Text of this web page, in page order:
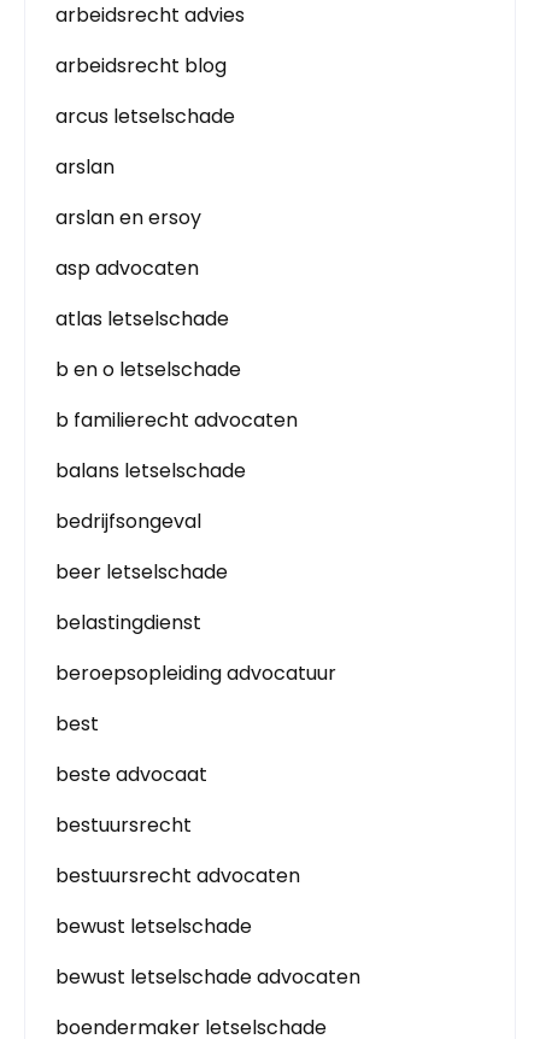
arbeidsrecht advies
arbeidsrecht blog
arcus letselschade
arslan
arslan en ersoy
asp advocaten
atlas letselschade
b en o letselschade
b familierecht advocaten
balans letselschade
bedrijfsongeval
beer letselschade
belastingdienst
beroepsopleiding advocatuur
best
beste advocaat
bestuursrecht
bestuursrecht advocaten
bewust letselschade
bewust letselschade advocaten
boendermaker letselschade